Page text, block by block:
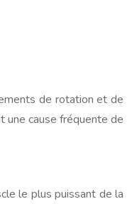
de rotation et de
une cause fréquente de
le plus puissant de la